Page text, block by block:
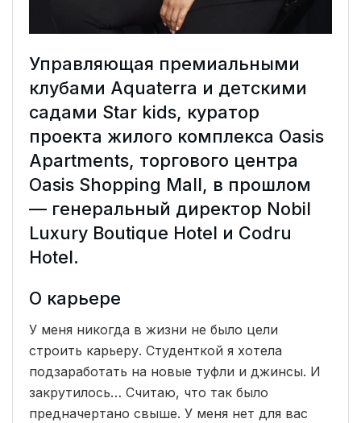
Управляющая премиальными
клубами Aquaterra и детскими
садами Star kids, куратор
проекта жилого комплекса Oasis
Apartments, торгового центра
Oasis Shopping Mall, в прошлом
— генеральный директор Nobil
Luxury Boutique Hotel и Codru
Hotel.
О карьере
У меня никогда в жизни не было цели
строить карьеру. Студенткой я хотела
подзаработать на новые туфли и джинсы. И
закрутилось… Считаю, что так было
предначертано свыше. У меня нет для вас